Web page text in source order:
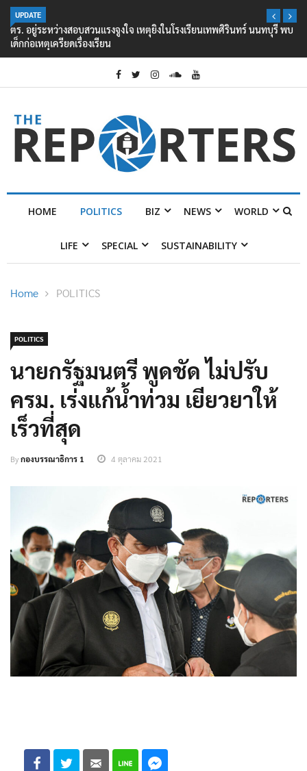
UPDATE
ตร. อยู่ระหว่างสอบสวนแรงจูงใจ เหตุยิงในโรงเรียนเทพศิรินทร์ นนทบุรี พบ
เด็กก่อเหตุเครียดเรื่องเรียน
HOME POLITICS BIZ NEWS WORLD
LIFE SPECIAL SUSTAINABILITY
Home POLITICS
POLITICS
นายกรัฐมนตรี พูดชัด ไม่ปรับ
ครม. เร่งแก้น้ำท่วม เยียวยาให้
เร็วที่สุด
Byกองบรรณาธิการ 1 4 ตุลาคม 2021